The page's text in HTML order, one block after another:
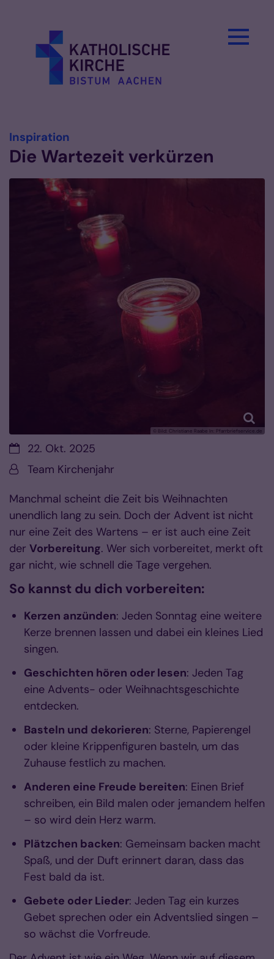
Inspiration
Die Wartezeit verkürzen
© Bild: Christiane Raabe In: Pfarrbriefservice.de
Datum:22. Okt. 2025
Von:Team Kirchenjahr
Manchmal scheint die Zeit bis Weihnachten
unendlich lang zu sein. Doch der Advent ist nicht
nur eine Zeit des Wartens – er ist auch eine Zeit
der Vorbereitung. Wer sich vorbereitet, merkt oft
gar nicht, wie schnell die Tage vergehen.
So kannst du dich vorbereiten:
Kerzen anzünden: Jeden Sonntag eine weitere
Kerze brennen lassen und dabei ein kleines Lied
singen.
Geschichten hören oder lesen: Jeden Tag
eine Advents- oder Weihnachtsgeschichte
entdecken.
Basteln und dekorieren: Sterne, Papierengel
oder kleine Krippenfiguren basteln, um das
Zuhause festlich zu machen.
Anderen eine Freude bereiten: Einen Brief
schreiben, ein Bild malen oder jemandem helfen
– so wird dein Herz warm.
Plätzchen backen: Gemeinsam backen macht
Spaß, und der Duft erinnert daran, dass das
Fest bald da ist.
Gebete oder Lieder: Jeden Tag ein kurzes
Gebet sprechen oder ein Adventslied singen –
so wächst die Vorfreude.